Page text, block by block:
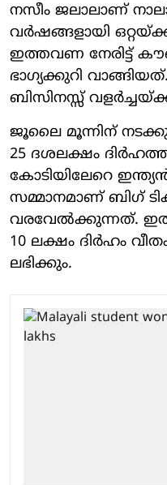
നസീം ജലാലാണ്
വര്‍ഷങ്ങളായി
ഇത്തവണ നേരിട്ട്
ഭാഗ്യക്കുറി
ബിസിനസ്സ്
ജൂലൈ മൂന്നിന്
25 ദശലക്ഷം
കോടിയിലേറെ
സമ്മാനമാണ് ബിഗ്
വരവേല്‍ക്കുന്നത്.
10 ലക്ഷം ദിര്‍ഹം
ലഭിക്കും.